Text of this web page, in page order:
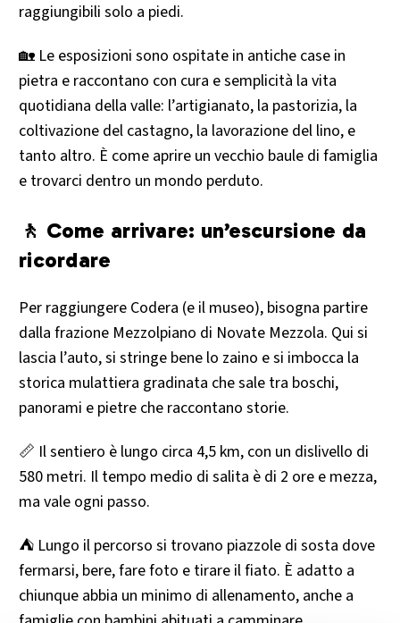
raggiungibili solo a piedi.
🏡 Le esposizioni sono ospitate in antiche case in
pietra e raccontano con cura e semplicità la vita
quotidiana della valle: l’artigianato, la pastorizia, la
coltivazione del castagno, la lavorazione del lino, e
tanto altro. È come aprire un vecchio baule di famiglia
e trovarci dentro un mondo perduto.
🚶 Come arrivare: un’escursione da
ricordare
Per raggiungere Codera (e il museo), bisogna partire
dalla frazione Mezzolpiano di Novate Mezzola. Qui si
lascia l’auto, si stringe bene lo zaino e si imbocca la
storica mulattiera gradinata che sale tra boschi,
panorami e pietre che raccontano storie.
📏 Il sentiero è lungo circa 4,5 km, con un dislivello di
580 metri. Il tempo medio di salita è di 2 ore e mezza,
ma vale ogni passo.
⛺ Lungo il percorso si trovano piazzole di sosta dove
fermarsi, bere, fare foto e tirare il fiato. È adatto a
chiunque abbia un minimo di allenamento, anche a